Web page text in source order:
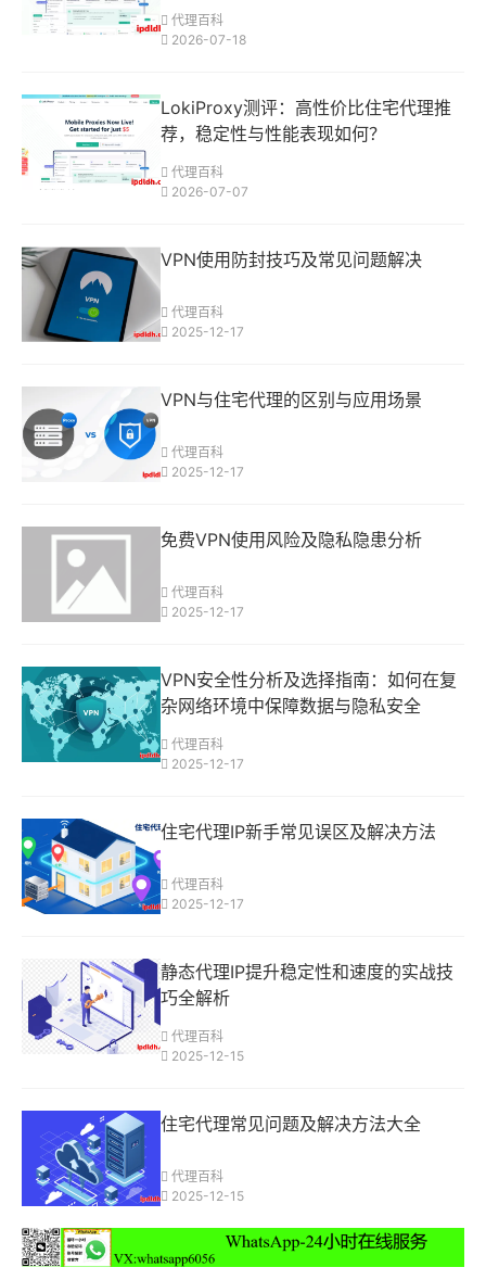
代理百科
2026-07-18
LokiProxy测评：高性价比住宅代理推
荐，稳定性与性能表现如何？
代理百科
2026-07-07
VPN使用防封技巧及常见问题解决
代理百科
2025-12-17
VPN与住宅代理的区别与应用场景
代理百科
2025-12-17
免费VPN使用风险及隐私隐患分析
代理百科
2025-12-17
VPN安全性分析及选择指南：如何在复
杂网络环境中保障数据与隐私安全
代理百科
2025-12-17
住宅代理IP新手常见误区及解决方法
代理百科
2025-12-17
静态代理IP提升稳定性和速度的实战技
巧全解析
代理百科
2025-12-15
住宅代理常见问题及解决方法大全
代理百科
2025-12-15